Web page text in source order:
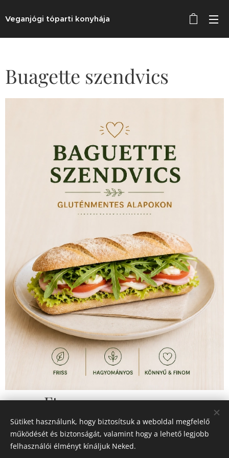
Veganjógi tóparti konyhája
Buagette szendvics
2 990Ft
© 2026 Minden jog fenntartva
Sütiket használunk, hogy biztosítsuk a weboldal megfelelő
működését és biztonságát, valamint hogy a lehető legjobb
felhasználói élményt kínáljuk Neked.